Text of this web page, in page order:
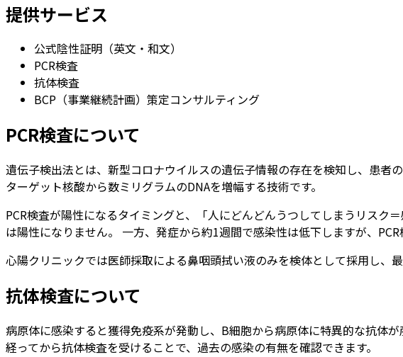
提供サービス
公式陰性証明（英文・和文）
PCR検査
抗体検査
BCP（事業継続計画）策定コンサルティング
PCR検査について
遺伝子検出法とは、新型コロナウイルスの遺伝子情報の存在を検知し、患者
ターゲット核酸から数ミリグラムのDNAを増幅する技術です。
PCR検査が陽性になるタイミングと、「人にどんどんうつしてしまうリスク
は陽性になりません。 一方、発症から約1週間で感染性は低下しますが、PCR
心陽クリニックでは医師採取による鼻咽頭拭い液のみを検体として採用し、
抗体検査について
病原体に感染すると獲得免疫系が発動し、B細胞から病原体に特異的な抗体
経ってから抗体検査を受けることで、過去の感染の有無を確認できます。